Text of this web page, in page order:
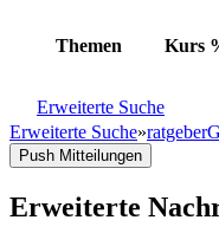
Themen Kurs
Erweiterte Suche
Erweiterte Suche»
Push Mitteilungen
Erweiterte